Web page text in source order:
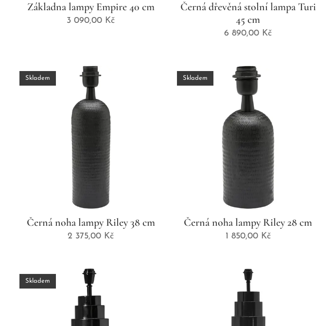
Základna lampy Empire 40 cm
3 090,00 Kč
Černá dřevěná stolní lampa Turi
45 cm
6 890,00 Kč
Černá noha lampy Riley 38 cm
Skladem
2 375,00 Kč
Černá noha lampy Riley 28 cm
Skladem
1 850,00Kč
Skladem